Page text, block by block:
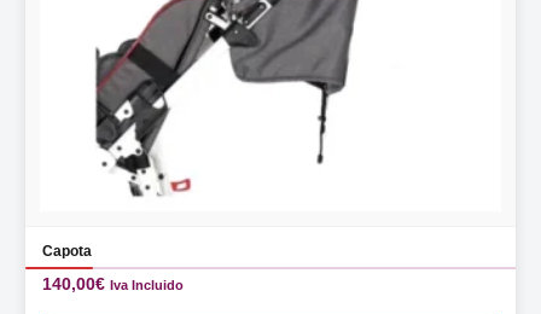
Capota
140,00€ Iva Incluido